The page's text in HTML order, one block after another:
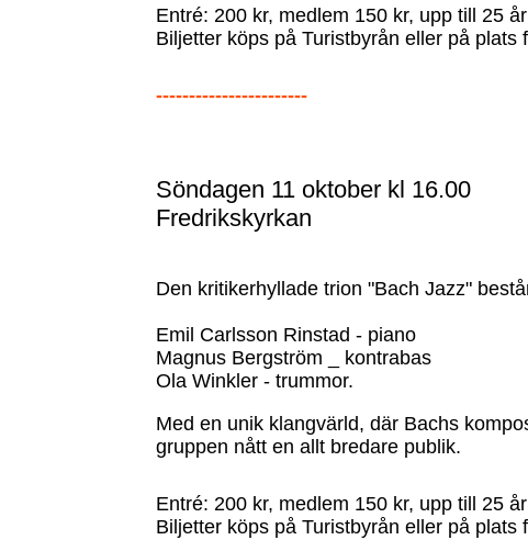
Entré: 200 kr, medlem 150 kr, upp till 25
Biljetter köps på Turistbyrån eller på plats
-----------------------
Söndagen 11 oktober kl 16.00
Fredrikskyrkan
Den kritikerhyllade trion "Bach Jazz"
Emil Carlsson Rinstad - piano
Magnus Bergström _ kontrabas
Ola Winkler - trummor.
Med en unik klangvärld, där Bachs
gruppen nått en allt bredare publik.
Entré: 200 kr, medlem 150 kr, upp till 25
Biljetter köps på Turistbyrån eller på plats